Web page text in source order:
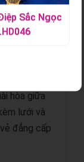
sử dụng
và cố định
tạo
hòa giữa
lưới và
đẳng cấp
Sắc Ngọc